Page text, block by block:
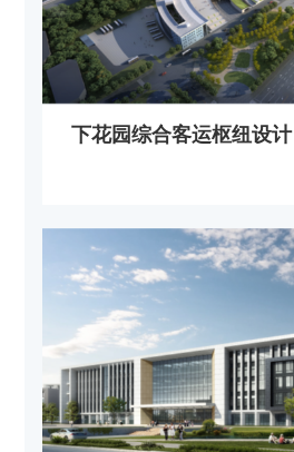
下花园综合客运枢纽设计